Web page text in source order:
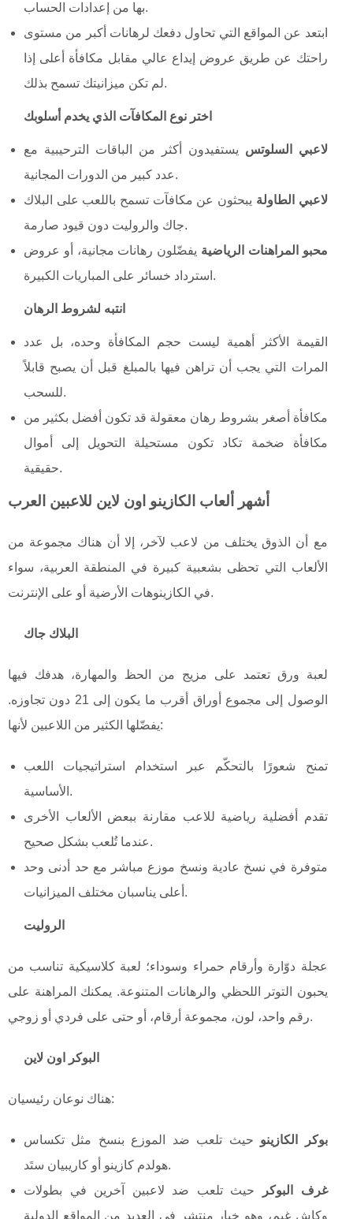
بها من إعدادات الحساب.
ابتعد عن المواقع التي تحاول دفعك لرهانات أكبر من مستوى
راحتك عن طريق عروض إيداع عالي مقابل مكافأة أعلى إذا
لم تكن ميزانيتك تسمح بذلك.
اختر نوع المكافآت الذي يخدم أسلوبك
لاعبي السلوتس يستفيدون أكثر من الباقات الترحيبية مع
عدد كبير من الدورات المجانية.
لاعبي الطاولة يبحثون عن مكافآت تسمح باللعب على البلاك
جاك والروليت دون قيود صارمة.
محبو المراهنات الرياضية يفضّلون رهانات مجانية، أو عروض
استرداد خسائر على المباريات الكبيرة.
انتبه لشروط الرهان
القيمة الأكثر أهمية ليست حجم المكافأة وحده، بل عدد
المرات التي يجب أن تراهن فيها بالمبلغ قبل أن يصبح قابلاً
للسحب.
مكافأة أصغر بشروط رهان معقولة قد تكون أفضل بكثير من
مكافأة ضخمة تكاد تكون مستحيلة التحويل إلى أموال
حقيقية.
أشهر ألعاب الكازينو اون لاين للاعبين العرب
مع أن الذوق يختلف من لاعب لآخر، إلا أن هناك مجموعة من
الألعاب التي تحظى بشعبية كبيرة في المنطقة العربية، سواء
في الكازينوهات الأرضية أو على الإنترنت.
البلاك جاك
لعبة ورق تعتمد على مزيج من الحظ والمهارة، هدفك فيها
الوصول إلى مجموع أوراق أقرب ما يكون إلى 21 دون تجاوزه.
يفضّلها الكثير من اللاعبين لأنها:
تمنح شعورًا بالتحكّم عبر استخدام استراتيجيات اللعب
الأساسية.
تقدم أفضلية رياضية للاعب مقارنة ببعض الألعاب الأخرى
عندما تُلعب بشكل صحيح.
متوفرة في نسخ عادية ونسخ موزع مباشر مع حد أدنى وحد
أعلى يناسبان مختلف الميزانيات.
الروليت
عجلة دوّارة وأرقام حمراء وسوداء؛ لعبة كلاسيكية تناسب من
يحبون التوتر اللحظي والرهانات المتنوعة. يمكنك المراهنة على
رقم واحد، لون، مجموعة أرقام، أو حتى على فردي أو زوجي.
البوكر اون لاين
هناك نوعان رئيسيان:
بوكر الكازينو حيث تلعب ضد الموزع بنسخ مثل تكساس
هولدم كازينو أو كاريبيان ستَد.
غرف البوكر
حيث تلعب ضد لاعبين آخرين في بطولات
وكاش غيم، وهو خيار منتشر في العديد من المواقع الدولية